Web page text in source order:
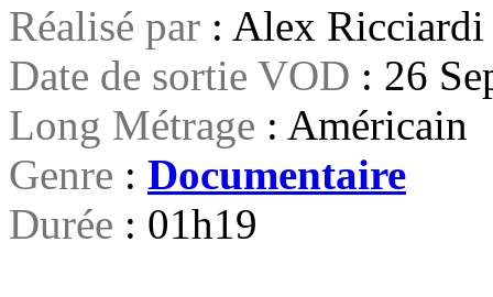
Réalisé par : Alex Ricciardi
Date de sortie VOD : 26
Long Métrage : Américain
Genre : Documentaire
Durée : 01h19